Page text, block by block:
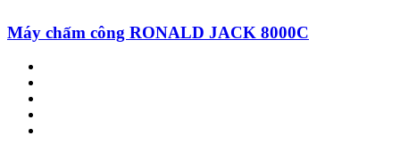
Máy chấm công RONALD JACK 8000C